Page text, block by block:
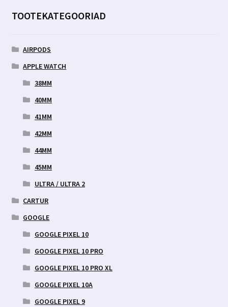
TOOTEKATEGOORIAD
AIRPODS
APPLE WATCH
38MM
40MM
41MM
42MM
44MM
45MM
ULTRA / ULTRA 2
CARTUR
GOOGLE
GOOGLE PIXEL 10
GOOGLE PIXEL 10 PRO
GOOGLE PIXEL 10 PRO XL
GOOGLE PIXEL 10A
GOOGLE PIXEL 9